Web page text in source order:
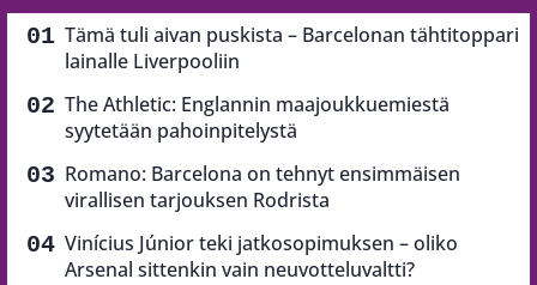
Tämä tuli aivan puskista – Barcelonan tähtitoppari
lainalle Liverpooliin
The Athletic: Englannin maajoukkuemiestä
syytetään pahoinpitelystä
Romano: Barcelona on tehnyt ensimmäisen
virallisen tarjouksen Rodrista
Vinícius Júnior teki jatkosopimuksen – oliko
Arsenal sittenkin vain neuvotteluvaltti?